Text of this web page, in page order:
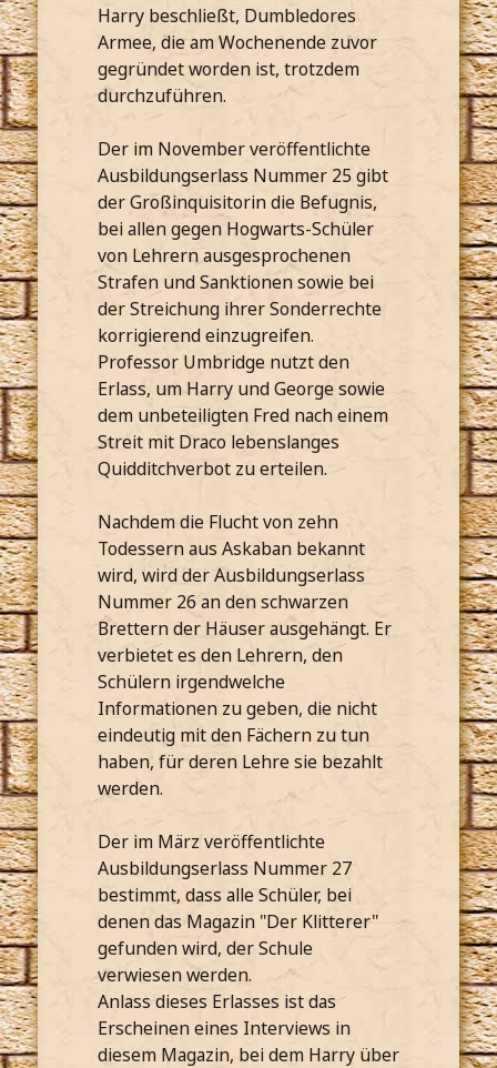
Harry beschließt, Dumbledores
Armee, die am Wochenende zuvor
gegründet worden ist, trotzdem
durchzuführen.
Der im November veröffentlichte
Ausbildungserlass Nummer 25 gibt
der Großinquisitorin die Befugnis,
bei allen gegen Hogwarts-Schüler
von Lehrern ausgesprochenen
Strafen und Sanktionen sowie bei
der Streichung ihrer Sonderrechte
korrigierend einzugreifen.
Professor Umbridge nutzt den
Erlass, um Harry und George sowie
dem unbeteiligten Fred nach einem
Streit mit Draco lebenslanges
Quidditchverbot zu erteilen.
Nachdem die Flucht von zehn
Todessern aus Askaban bekannt
wird, wird der Ausbildungserlass
Nummer 26 an den schwarzen
Brettern der Häuser ausgehängt. Er
verbietet es den Lehrern, den
Schülern irgendwelche
Informationen zu geben, die nicht
eindeutig mit den Fächern zu tun
haben, für deren Lehre sie bezahlt
werden.
Der im März veröffentlichte
Ausbildungserlass Nummer 27
bestimmt, dass alle Schüler, bei
denen das Magazin "Der Klitterer"
gefunden wird, der Schule
verwiesen werden.
Anlass dieses Erlasses ist das
Erscheinen eines Interviews in
diesem Magazin, bei dem Harry über